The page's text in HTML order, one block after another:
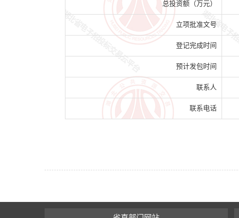
总投资额（万元）
立项批准文号
登记完成时间
预计发包时间
联系人
联系电话